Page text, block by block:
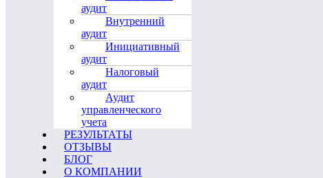
аудит
Внутренний
аудит
Инициативный
аудит
Налоговый
аудит
Аудит
управленческого
учета
РЕЗУЛЬТАТЫ
ОТЗЫВЫ
БЛОГ
О КОМПАНИИ